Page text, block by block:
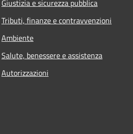
Giustizia e sicurezza pubblica
Tributi, finanze e contravvenzioni
Ambiente
Salute, benessere e assistenza
Autorizzazioni